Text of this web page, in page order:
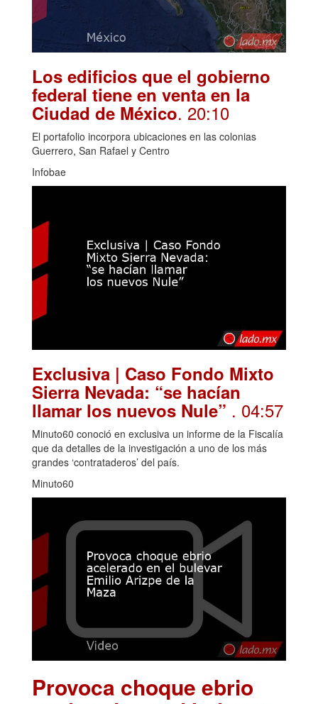
Los edificios que el gobierno
federal tiene en venta en la
Ciudad de México. 20:10
El portafolio incorpora ubicaciones en las colonias
Guerrero, San Rafael y Centro
Infobae
Exclusiva | Caso Fondo Mixto
Sierra Nevada: “se hacían
llamar los nuevos Nule” . 04:57
Minuto60 conoció en exclusiva un informe de la Fiscalía
que da detalles de la investigación a uno de los más
grandes ‘contrataderos’ del país.
Minuto60
Provoca choque ebrio